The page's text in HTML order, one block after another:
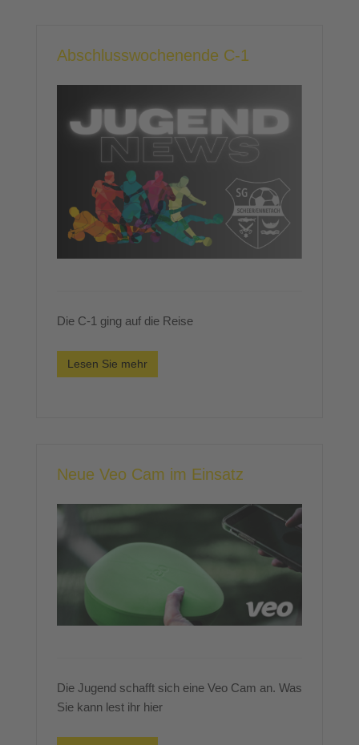
Abschlusswochenende C-1
Die C-1 ging auf die Reise
Lesen Sie mehr
Neue Veo Cam im Einsatz
Die Jugend schafft sich eine Veo Cam an. Was
Sie kann lest ihr hier